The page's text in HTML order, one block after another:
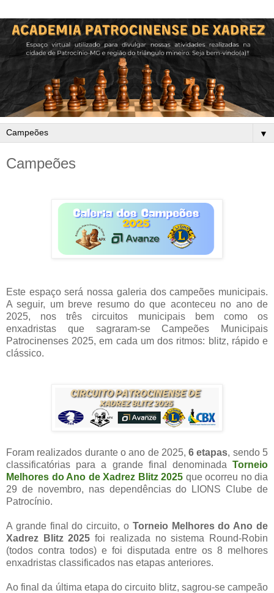
▼
Campeões
Este espaço será nossa galeria dos campeões municipais.
A seguir, um breve resumo do que aconteceu no ano de
2025, nos três circuitos municipais bem como os
enxadristas que sagraram-se Campeões Municipais
Patrocinenses 2025, em cada um dos ritmos: blitz, rápido e
clássico.
Foram realizados durante o ano de 2025,6 etapas, sendo 5
classificatórias para a grande final denominada Torneio
Melhores do Ano de Xadrez Blitz 2025 que ocorreu no dia
29 de novembro, nas dependências do LIONS Clube de
Patrocínio.
A grande final do circuito, o Torneio Melhores do Ano de
Xadrez Blitz 2025 foi realizada no sistema Round-Robin
(todos contra todos) e foi disputada entre os 8 melhores
enxadristas classificados nas etapas anteriores.
Ao final da última etapa do circuito blitz, sagrou-se campeão